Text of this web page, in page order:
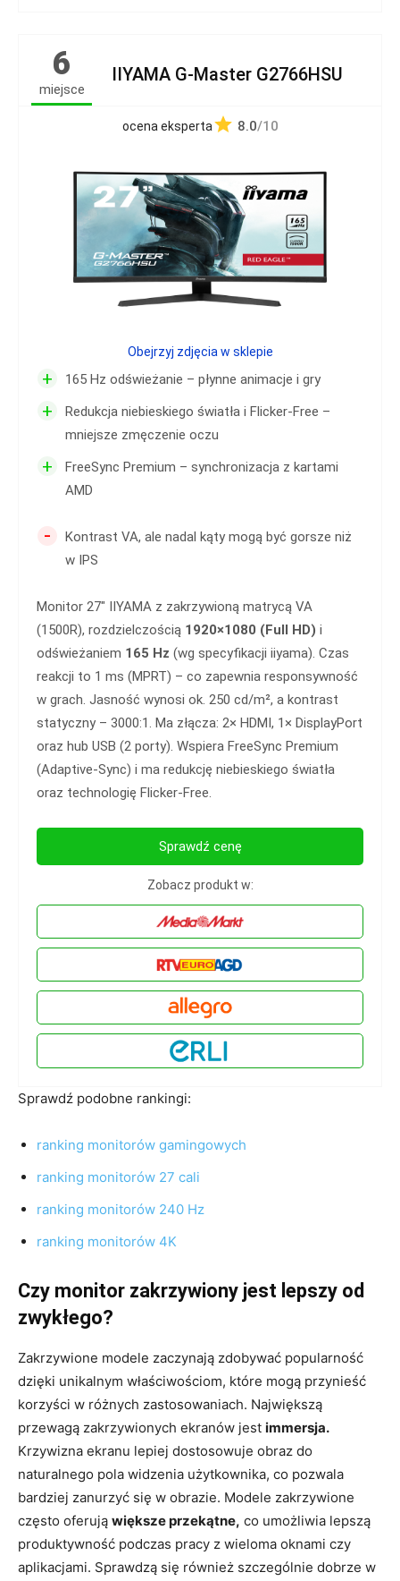
6
miejsce
IIYAMA G‑Master G2766HSU
ocena eksperta 8.0/10
+ 165 Hz odświeżanie – płynne animacje i gry
+
Redukcja niebieskiego światła i Flicker-Free –
mniejsze zmęczenie oczu
+
FreeSync Premium – synchronizacja z kartami
AMD
-
Kontrast VA, ale nadal kąty mogą być gorsze niż
w IPS
Monitor 27″ IIYAMA z zakrzywioną matrycą VA
(1500R), rozdzielczością 1920×1080 (Full HD) i
odświeżaniem 165 Hz (wg specyfikacji iiyama). Czas
reakcji to 1 ms (MPRT) – co zapewnia responsywność
w grach. Jasność wynosi ok. 250 cd/m², a kontrast
statyczny – 3000:1. Ma złącza: 2× HDMI, 1× DisplayPort
oraz hub USB (2 porty). Wspiera FreeSync Premium
(Adaptive-Sync) i ma redukcję niebieskiego światła
oraz technologię Flicker-Free.
Obejrzyj zdjęcia w sklepie
Sprawdź cenę
Zobacz produkt w:
Sprawdź podobne rankingi:
ranking monitorów gamingowych
ranking monitorów 27 cali
ranking monitorów 240 Hz
ranking monitorów 4K
Czy monitor zakrzywiony jest lepszy od
zwykłego?
Zakrzywione modele zaczynają zdobywać popularność
dzięki unikalnym właściwościom, które mogą przynieść
korzyści w różnych zastosowaniach. Największą
przewagą zakrzywionych ekranów jest immersja.
Krzywizna ekranu lepiej dostosowuje obraz do
naturalnego pola widzenia użytkownika, co pozwala
bardziej zanurzyć się w obrazie. Modele zakrzywione
często oferują większe przekątne, co umożliwia lepszą
produktywność podczas pracy z wieloma oknami czy
aplikacjami. Sprawdzą się również szczególnie dobrze w